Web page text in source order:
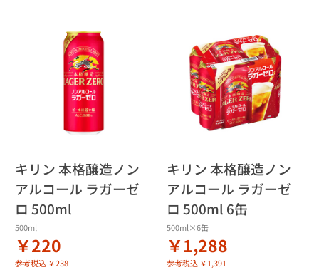
キリン 本格醸造ノン
アルコール ラガーゼ
ロ 500ml
500ml
￥220
参考税込 ￥238
キリン 本格醸造ノン
アルコール ラガーゼ
ロ 500ml 6缶
500ml×6缶
￥1,288
参考税込 ￥1,391